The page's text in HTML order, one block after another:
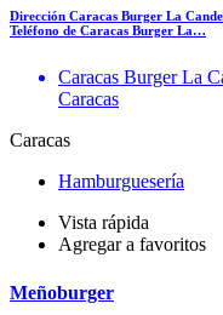
Dirección Caracas Burger La
Teléfono de Caracas Burger La…
Caracas Burger La
Caracas
Caracas
Hamburguesería
Vista rápida
Agregar a favoritos
Meñoburger